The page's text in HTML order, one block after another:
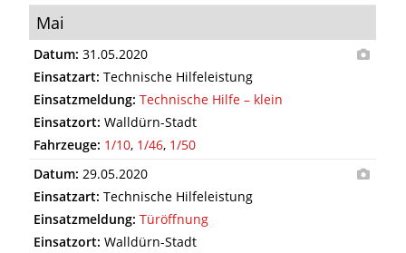
Mai
Datum: 31.05.2020
Einsatzart: Technische Hilfeleistung
Einsatzmeldung: Technische Hilfe – klein
Einsatzort: Walldürn-Stadt
Fahrzeuge: 1/10, 1/46, 1/50
Datum: 29.05.2020
Einsatzart: Technische Hilfeleistung
Einsatzmeldung: Türöffnung
Einsatzort: Walldürn-Stadt